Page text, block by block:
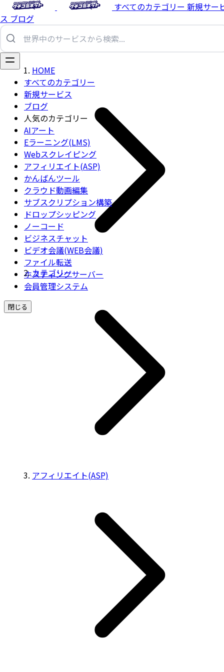
すべてのカテゴリー 新規サー
ス ブログ
すべてのカテゴリー
新規サービス
ブログ
人気のカテゴリー
AIアート
Eラーニング(LMS)
Webスクレイピング
アフィリエイト(ASP)
かんばんツール
クラウド動画編集
サブスクリプション構築
ドロップシッピング
ノーコード
ビジネスチャット
ビデオ会議(WEB会議)
ファイル転送
ホスティングサーバー
会員管理システム
閉じる
HOME
カテゴリー
アフィリエイト(ASP)